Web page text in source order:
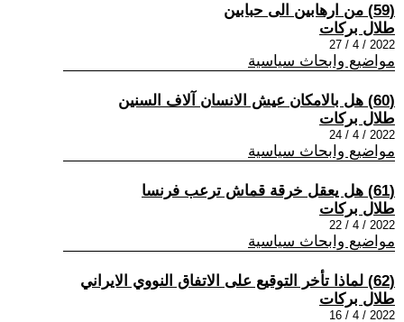
(59) من ارهابين الى حبابين
طلال بركات
2022 / 4 / 27
مواضيع وابحاث سياسية
(60) هل بالامكان عيش الانسان آلاف السنين
طلال بركات
2022 / 4 / 24
مواضيع وابحاث سياسية
(61) هل يعقل خرقة قماش ترعب فرنسا
طلال بركات
2022 / 4 / 22
مواضيع وابحاث سياسية
(62) لماذا تأخر التوقيع على الاتفاق النووي الايراني
طلال بركات
2022 / 4 / 16